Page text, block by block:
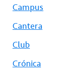
Campus
Cantera
Club
Crónica